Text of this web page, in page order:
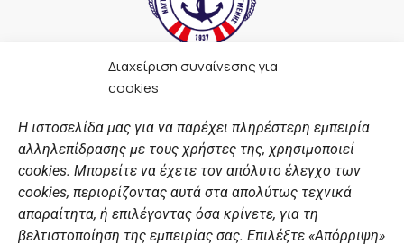
Διαχείριση συναίνεσης για
cookies
Η ιστοσελίδα μας για να παρέχει πληρέστερη εμπειρία
αλληλεπίδρασης με τους χρήστες της, χρησιμοποιεί
cookies. Μπορείτε να έχετε τον απόλυτο έλεγχο των
cookies, περιορίζοντας αυτά στα απολύτως τεχνικά
απαραίτητα, ή επιλέγοντας όσα κρίνετε, για τη
βελτιστοποίηση της εμπειρίας σας. Επιλέξτε «Απόρριψη»
F
a
e
b
o
o
k
t
a
g
r
a
m
t
u
b
e
n
k
e
d
i
n
ΣΎΝΔΕΣΜΟΙ
Αθλητικές σχολές
Διάπλους